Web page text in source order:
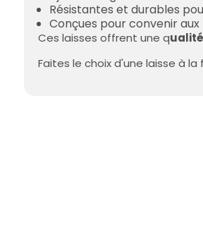
Résistantes et durables
Conçues pour convenir
Ces laisses offrent une q
Faites le choix d'une laisse à la